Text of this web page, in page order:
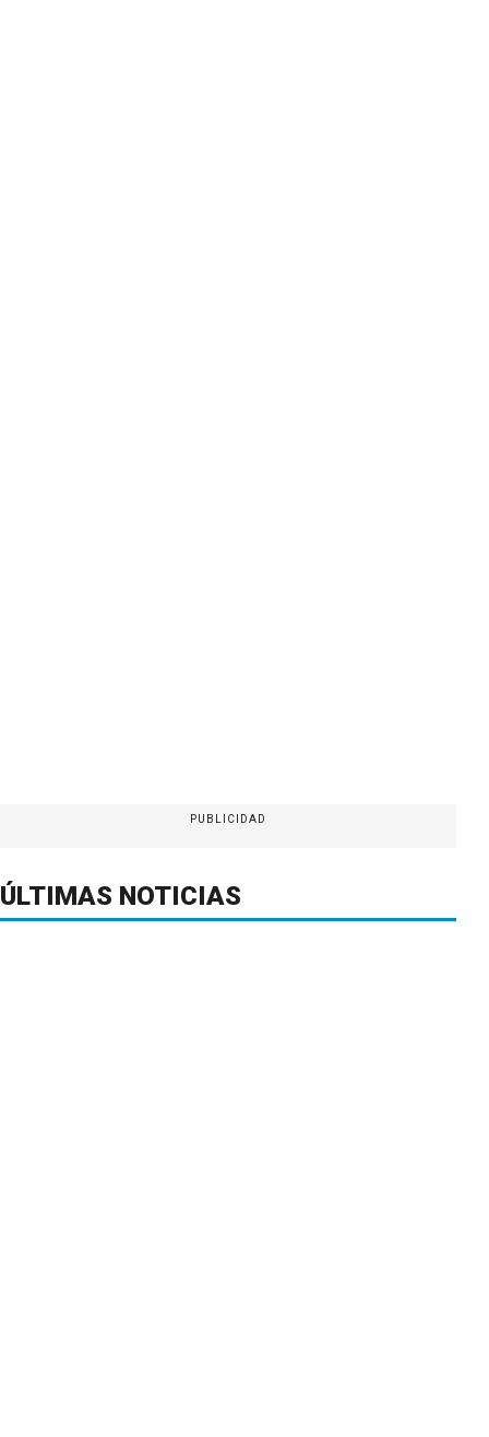
PUBLICIDAD
ÚLTIMAS NOTICIAS